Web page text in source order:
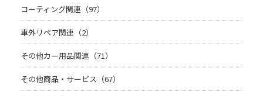
コーティング関連（97）
車外リペア関連（2）
その他カー用品関連（71）
その他商品・サービス（67）